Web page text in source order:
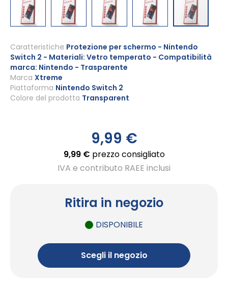
all'inizio
della
galleria
di
immagini
9,99 €
9,99 € prezzo consigliato
IVA e contributo RAEE inclusi
Ritira in negozio
DISPONIBILE
Scegli il negozio
Marca Xtreme
Caratteristiche Protezione per schermo - Nintendo
Switch 2 - Materiali: Vetro temperato - Compatibilità
marca: Nintendo - Trasparente
Colore del prodotto Transparent
Piattaforma Nintendo Switch 2